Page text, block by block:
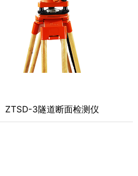
ZTSD-3隧道断面检测仪